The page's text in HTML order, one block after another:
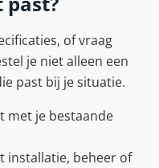
of vraag
je niet alleen een
past bij je situatie.
met je bestaande
installatie, beheer of